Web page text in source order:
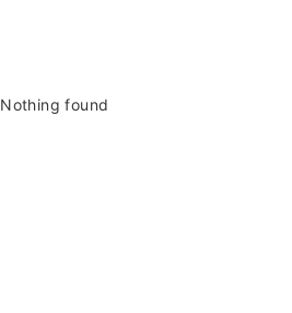
Nothing found